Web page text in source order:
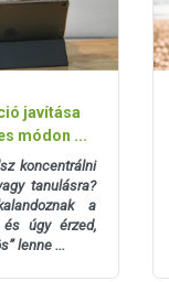
javítása
módon ...
koncentrálni
tanulásra?
a
és úgy érzed,
lenne ...